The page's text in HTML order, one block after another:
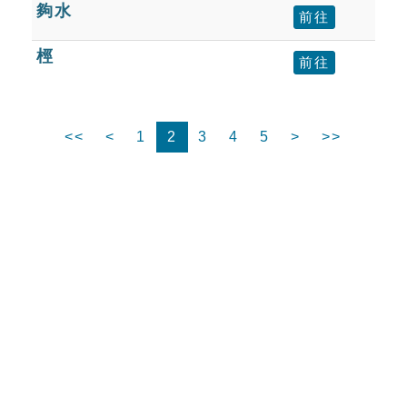
夠水 前往
桱 前往
<< < 1 2 3 4 5 > >>